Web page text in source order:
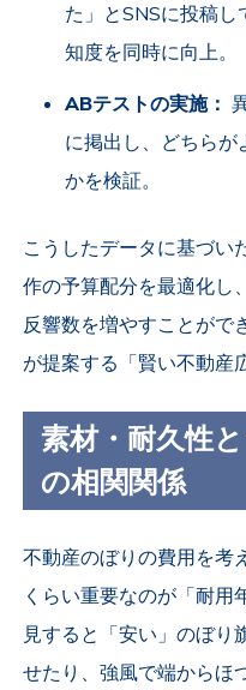
た」とSNSに投稿
知度を同時に向上。
ABテストの実施：
に掲出し、どちら
かを検証。
こうしたデータに基づい
作の予算配分を最適化し
反響数を増やすことがで
が提案する「賢い不動産
素材・耐久性
の相関関係
不動産のぼりの費用を考
くらい重要なのが「耐用
見すると「安い」のぼり
せたり、強風で端からほ